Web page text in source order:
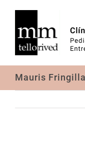
contenido
Mauris